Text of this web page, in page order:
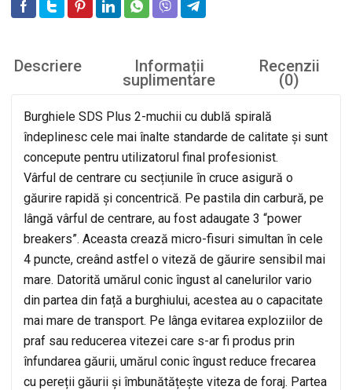
Descriere Informații
suplimentare
Recenzii
(0)
Burghiele SDS Plus 2-muchii cu dublă spirală
îndeplinesc cele mai înalte standarde de calitate și sunt
concepute pentru utilizatorul final profesionist.
Vârful de centrare cu secțiunile în cruce asigură o
găurire rapidă și concentrică. Pe pastila din carbură, pe
lângă vârful de centrare, au fost adaugate 3 “power
breakers”. Aceasta crează micro-fisuri simultan în cele
4 puncte, creând astfel o viteză de găurire sensibil mai
mare. Datorită umărul conic îngust al canelurilor vario
din partea din față a burghiului, acestea au o capacitate
mai mare de transport. Pe lânga evitarea exploziilor de
praf sau reducerea vitezei care s-ar fi produs prin
înfundarea găurii, umărul conic îngust reduce frecarea
cu pereții găurii și îmbunătățește viteza de foraj. Partea